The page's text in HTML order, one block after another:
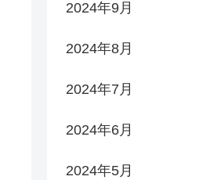
2024年9月
2024年8月
2024年7月
2024年6月
2024年5月